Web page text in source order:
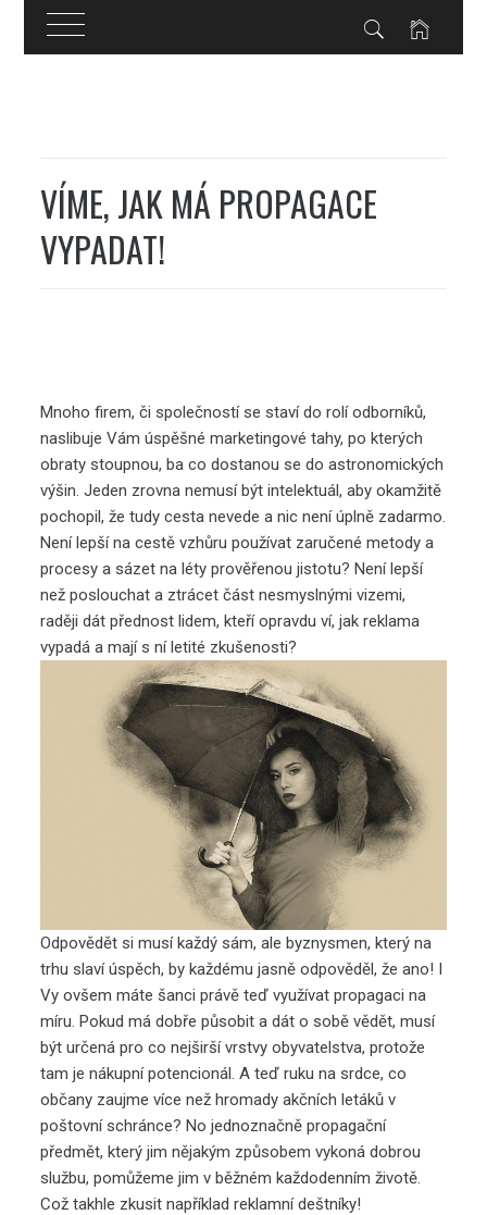
VÍME, JAK MÁ PROPAGACE
VYPADAT!
Mnoho firem, či společností se staví do rolí odborníků,
naslibuje Vám úspěšné marketingové tahy, po kterých
obraty stoupnou, ba co dostanou se do astronomických
výšin. Jeden zrovna nemusí být intelektuál, aby okamžitě
pochopil, že tudy cesta nevede a nic není úplně zadarmo.
Není lepší na cestě vzhůru používat zaručené metody a
procesy a sázet na léty prověřenou jistotu? Není lepší
než poslouchat a ztrácet část nesmyslnými vizemi,
raději dát přednost lidem, kteří opravdu ví, jak reklama
vypadá a mají s ní letité zkušenosti?
Odpovědět si musí každý sám, ale byznysmen, který na
trhu slaví úspěch, by každému jasně odpověděl, že ano! I
Vy ovšem máte šanci právě teď využívat propagaci na
míru. Pokud má dobře působit a dát o sobě vědět, musí
být určená pro co nejširší vrstvy obyvatelstva, protože
tam je nákupní potencionál. A teď ruku na srdce, co
občany zaujme více než hromady akčních letáků v
poštovní schránce? No jednoznačně propagační
předmět, který jim nějakým způsobem vykoná dobrou
službu, pomůžeme jim v běžném každodenním životě.
Což takhle zkusit napříkladreklamní deštníky!